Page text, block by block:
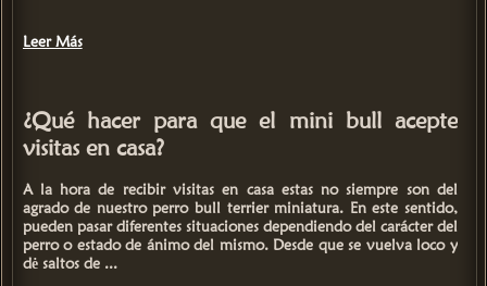
Leer Más
¿Qué hacer para que el mini bull acepte
visitas en casa?
A la hora de recibir visitas en casa estas no siempre son del
agrado de nuestro perro bull terrier miniatura. En este sentido,
pueden pasar diferentes situaciones dependiendo del carácter del
perro o estado de ánimo del mismo. Desde que se vuelva loco y
dė saltos de ...